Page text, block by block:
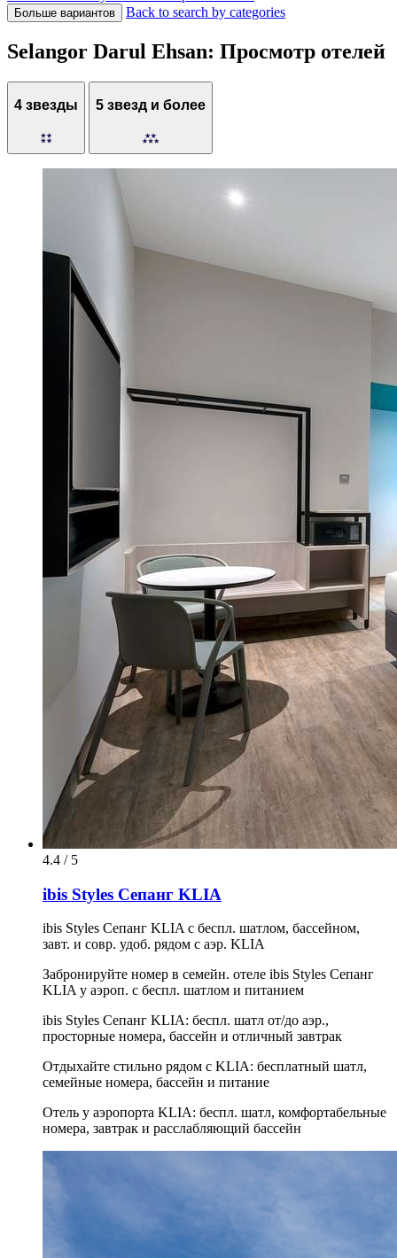
Больше вариантов Back to search by categories
Selangor Darul Ehsan: Просмотр отелей
4 звезды 5 звезд и более
4.4 / 5
ibis Styles Сепанг KLIA
ibis Styles Сепанг KLIA с беспл. шатлом, бассейном,
завт. и совр. удоб. рядом с аэр. KLIA
Забронируйте номер в семейн. отеле ibis Styles Сепанг
KLIA у аэроп. с беспл. шатлом и питанием
ibis Styles Сепанг KLIA: беспл. шатл от/до аэр.,
просторные номера, бассейн и отличный завтрак
Отдыхайте стильно рядом с KLIA: бесплатный шатл,
семейные номера, бассейн и питание
Отель у аэропорта KLIA: беспл. шатл, комфортабельные
номера, завтрак и расслабляющий бассейн